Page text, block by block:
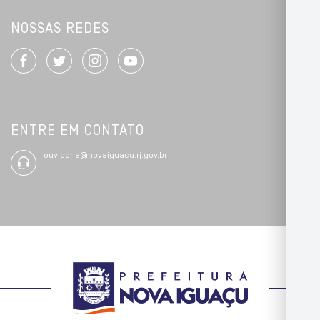
NOSSAS REDES
ENTRE EM CONTATO
ouvidoria@novaiguacu.rj.gov.br